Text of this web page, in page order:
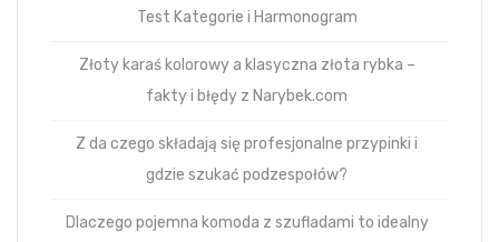
Test Kategorie i Harmonogram
Złoty karaś kolorowy a klasyczna złota rybka –
fakty i błędy z Narybek.com
Z da czego składają się profesjonalne przypinki i
gdzie szukać podzespołów?
Dlaczego pojemna komoda z szufladami to idealny